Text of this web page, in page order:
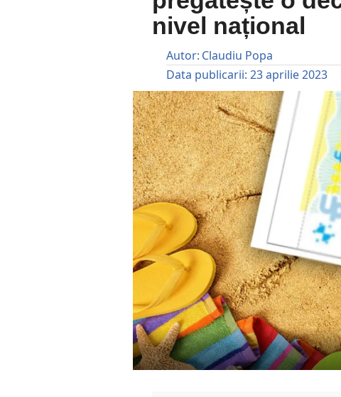
nivel național
Autor: Claudiu Popa
Data publicarii: 23 aprilie 2023